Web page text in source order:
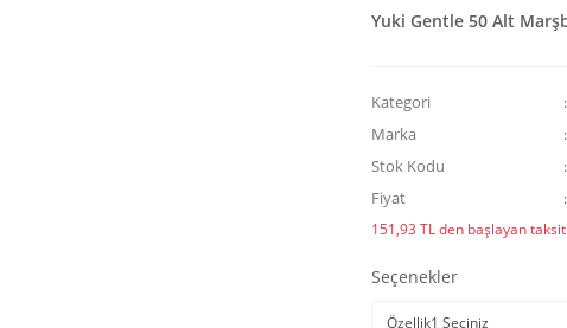
Yuki Gentle 50 Alt
Kategori
Marka
Stok Kodu
Fiyat
151,93 TL den başlayan
Seçenekler